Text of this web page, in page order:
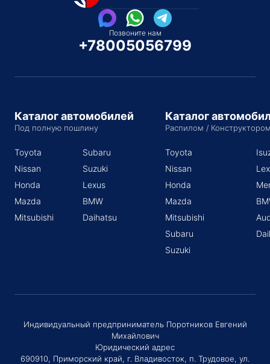
Позвоните нам
+78005056799
Каталог автомобилей
Под полную пошлину
Toyota
Nissan
Honda
Mazda
Mitsubishi
Subaru
Suzuki
Lexus
BMW
Daihatsu
Каталог
Распилом /
Toyota
Nissan
Honda
Mazda
Mitsubishi
Subaru
Suzuki
Индивидуальный предприниматель Поротников Евгений
Михайлович
Юридический адрес
690910, Приморский край, г. Владивосток, п. Трудовое, ул.